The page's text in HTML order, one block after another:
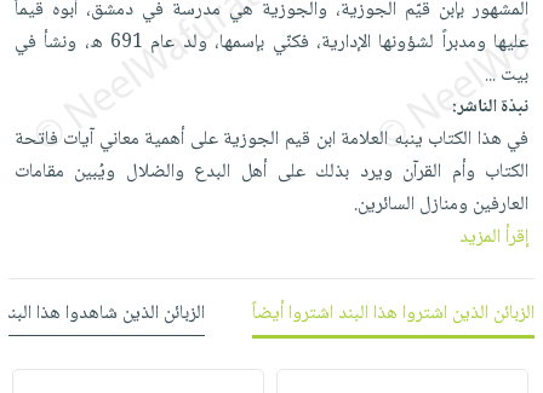
العناية
بالجسم
بالأسنان
الحمية
والتغذية
أدوات
الخبز
أدوات
المائدة
الأوعية
والتخزين
أدوات
المطبخ
أقسام
مبيعاً
العودة
للمدارس
اكسسوارات
كتب
منزلية
اكسسوارات
شحن
مجاني
بنود
مختارة
اشتراكات
كل
الاشتراكات
صندوق
متقدم
المشهور بإبن قيّم الجوزية، والجوزية هي مدرسة في دمشق، أبوه قيماً
عليها ومدبراً لشؤونها الإدارية، فكنّي بإسمها، ولد عام 691 ه، ونشأ في
بيت...
نبذة الناشر:
في هذا الكتاب ينبه العلامة ابن قيم الجوزية على أهمية معاني آيات فاتحة
الكتاب وأم القرآن ويرد بذلك على أهل البدع والضلال ويُبين مقامات
العارفين ومنازل السائرين.
إقرأ المزيد
الزبائن الذين اشتروا هذا البند اشتروا أيضاً الزبائن الذين شاهدوا هذا